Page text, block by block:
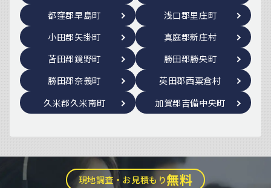
都窪郡早島町
浅口郡里庄町
小田郡矢掛町
真庭郡新庄村
苫田郡鏡野町
勝田郡勝央町
勝田郡奈義町
英田郡西粟倉村
久米郡久米南町
加賀郡吉備中央町
現地調査・お見積もり無料